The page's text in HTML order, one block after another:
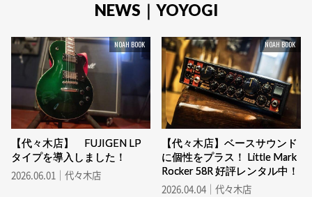
NEWS｜YOYOGI
NOAH BOOK
【代々木店】 FUJIGEN LP
タイプを導入しました！
2026.06.01｜代々木店
NOAH BOOK
【代々木店】ベースサウンド
に個性をプラス！ Little Mark
Rocker 58R 好評レンタル中！
2026.04.04｜代々木店